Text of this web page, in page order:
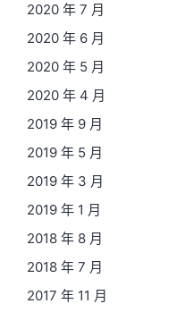
2020 年 7 月
2020 年 6 月
2020 年 5 月
2020 年 4 月
2019 年 9 月
2019 年 5 月
2019 年 3 月
2019 年 1 月
2018 年 8 月
2018 年 7 月
2017 年 11 月